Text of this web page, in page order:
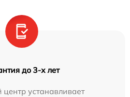
до 3-х лет
устанавливает